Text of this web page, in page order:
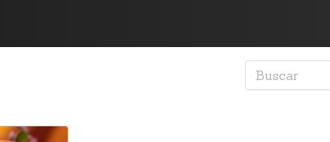
Buscar
producto